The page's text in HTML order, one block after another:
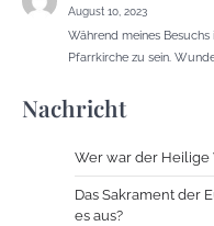
August 10, 2023
Während meines
Pfarrkirche zu sein.
Nachricht
Wer war der Heilige
Das Sakrament der
es aus?